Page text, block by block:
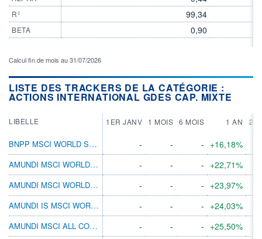
+ PORTEFEUILLE + LISTE
R²
BETA
99,34
0,90
Calcul fin de mois au 31/07/2026
LISTE DES TRACKERS DE LA CATÉGORIE :
ACTIONS INTERNATIONAL GDES CAP. MIXTE
LIBELLE 1ER JANV 1 MOIS 6 MOIS 1 AN 2
BNPP MSCI WORLD SRI PAB ETF  - - - +16,18%
AMUNDI MSCI WORLD SWAP II ETF DIST
- - - +22,71%
AMUNDI MSCI WORLD EX EMU ETF ACC
- - - +23,97%
AMUNDI IS MSCI WORLD EX EUROPE ETF-C EUR
- - - +24,03%
AMUNDI MSCI ALL COUNTRY WORLD ETF EURACC
- - - +25,50%